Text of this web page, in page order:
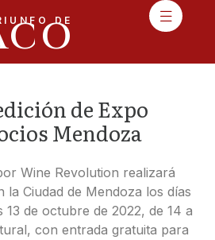
DE
de Expo
Mendoza
Wine Revolution realizará
la Ciudad de Mendoza los días
13 de octubre de 2022, de 14 a
con entrada gratuita para